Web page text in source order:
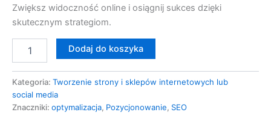
Zwiększ widoczność online i osiągnij sukces dzięki
skutecznym strategiom.
Dodaj do koszyka
Kategoria: Tworzenie strony i sklepów internetowych lub
social media
Znaczniki: optymalizacja, Pozycjonowanie, SEO